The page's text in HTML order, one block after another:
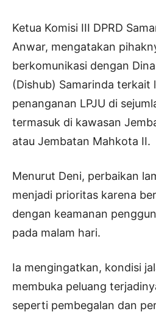
Ketua Komisi III DPRD
Anwar, mengatakan
berkomunikasi dengan
(Dishub) Samarinda terkait
penanganan LPJU di
termasuk di kawasan
atau Jembatan Mahkota II.
Menurut Deni, perbaikan
menjadi prioritas karena
dengan keamanan
pada malam hari.
Ia mengingatkan, kondisi
membuka peluang
seperti pembegalan dan